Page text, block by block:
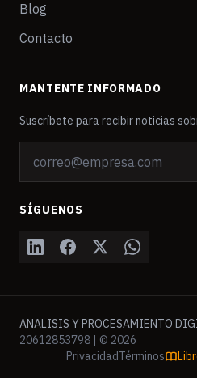
Blog
Contacto
MANTENTE INFORMADO
Suscríbete para recibir noticias
SÍGUENOS
ANALISIS Y PROCESAMIENTO
20612853798 | © 2026
PrivacidadTérminos